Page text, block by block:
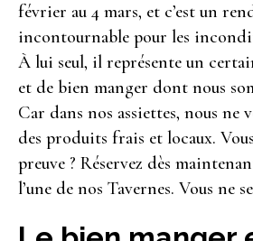
février au 4 mars, et c’est un
incontournable pour les
À lui seul, il représente un
et de bien manger dont nous
Car dans nos assiettes, nous ne
des produits frais et locaux.
preuve ? Réservez dès
l’une de nos Tavernes. Vous ne